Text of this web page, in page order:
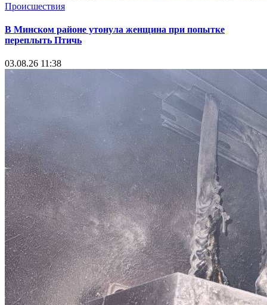
Происшествия
В Минском районе утонула женщина при попытке
переплыть Птичь
03.08.26 11:38